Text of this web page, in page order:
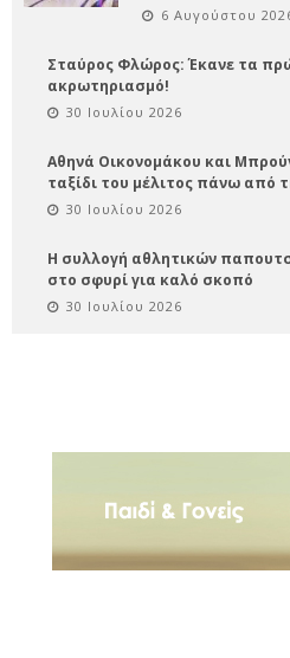
6 Αυγούστου
Σταύρος Φλώρος: Έκανε τα
ακρωτηριασμό!
30 Ιουλίου 2026
Αθηνά Οικονομάκου και
ταξίδι του μέλιτος πάνω από
30 Ιουλίου 2026
Η συλλογή αθλητικών
στο σφυρί για καλό σκοπό
30 Ιουλίου 2026